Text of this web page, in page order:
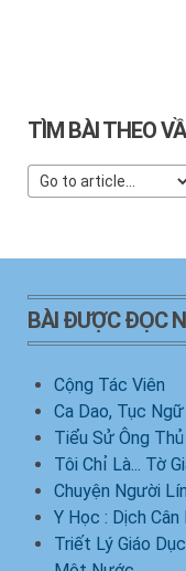
TÌM BÀI THEO
BÀI ĐƯỢC ĐỌC
Cộng Tác Viên
Ca Dao, Tục
Tiểu Sử Ông
Tôi Chỉ Là... Tờ
Chuyện Người
Y Học : Dịch
Triết Lý Giáo